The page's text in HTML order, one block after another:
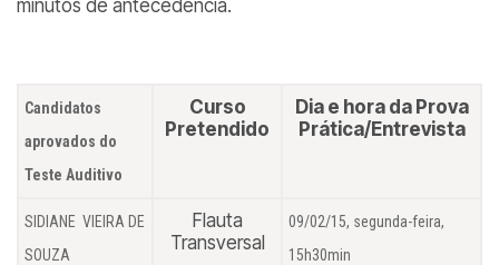
minutos de antecedência.
Candidatos
aprovados do
Teste Auditivo
Curso
Pretendido
Dia e hora da Prova
Prática/Entrevista
SIDIANE VIEIRA DE
SOUZA
Flauta
Transversal
09/02/15, segunda-feira,
15h30min